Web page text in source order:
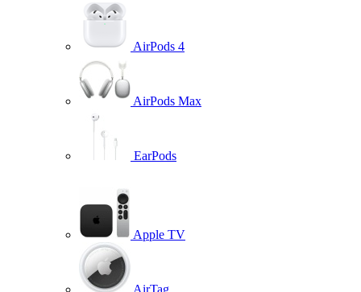
AirPods 4
AirPods Max
EarPods
Apple TV